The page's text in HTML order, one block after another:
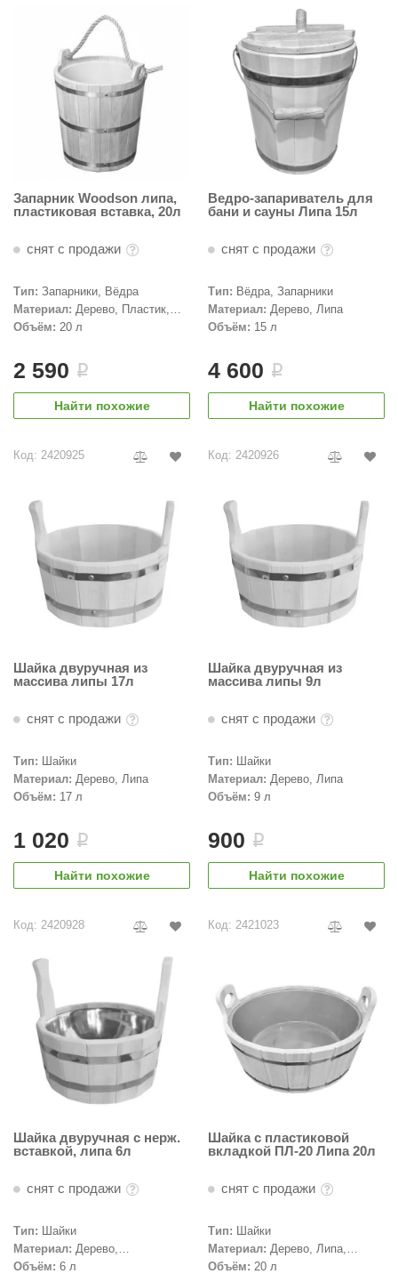
Запарник Woodson липа,
пластиковая вставка, 20л
снят с продажи
Тип: Запарники, Вёдра
Материал: Дерево, Пластик,
Липа
Объём: 20 л
2 590 i
Найти похожие
Ведро-запариватель для
бани и сауны Липа 15л
снят с продажи
Тип: Вёдра, Запарники
Материал: Дерево, Липа
Объём: 15 л
4 600 i
Найти похожие
Код: 2420925
Шайка двуручная из
массива липы 17л
снят с продажи
Тип: Шайки
Материал: Дерево, Липа
Объём: 17 л
1 020 i
Найти похожие
Код: 2420926
Шайка двуручная из
массива липы 9л
снят с продажи
Тип: Шайки
Материал: Дерево, Липа
Объём: 9 л
900 i
Найти похожие
Код: 2420928
Шайка двуручная с нерж.
вставкой, липа 6л
снят с продажи
Тип: Шайки
Материал: Дерево,
Нержавеющая сталь, Липа
Объём: 6 л
Код: 2421023
Шайка с пластиковой
вкладкой ПЛ-20 Липа 20л
снят с продажи
Тип: Шайки
Материал: Дерево, Липа,
Пластик
Объём: 20 л